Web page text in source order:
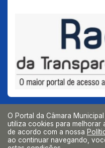
O Portal da Câmara
utiliza cookies para melhorar
de acordo com a nossa
ao continuar navegando,